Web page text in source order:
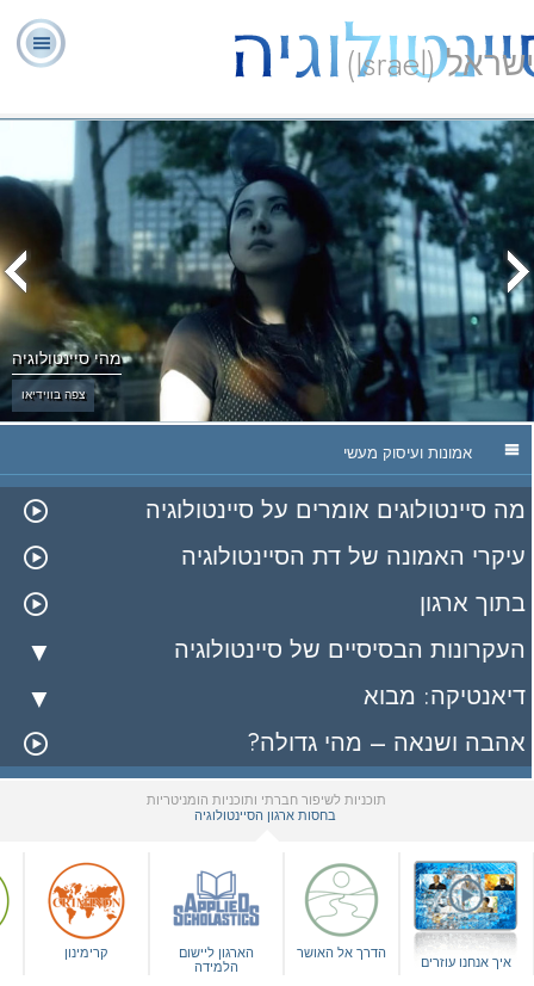
ישראל (Israel)
אודותינו
ל. רון
האברד
מהי
סיינטולוגיה?
יועצים
רוחניים
מתנדבים
שאלות
נפוצות
מהי סיינטולוגיה
צפה בווידיאו
אמונות ועיסוק מעשי
מה סיינטולוגים אומרים על סיינטולוגיה
עיקרי האמונה של דת הסיינטולוגיה
בתוך ארגון
העקרונות הבסיסיים של סיינטולוגיה
דיאנטיקה: מבוא
אהבה ושנאה – מהי גדולה?
תוכניות לשיפור חברתי ותוכניות הומניטריות
בחסות ארגון הסיינטולוגיה
איך אנחנו עוזרים
הדרך אל האושר
הארגון ליישום
הלמידה
קרימינון